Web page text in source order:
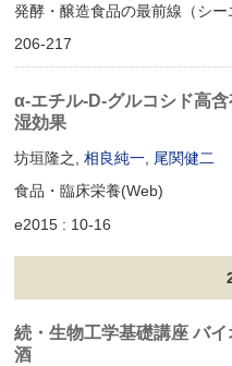
発酵・醸造食品の最前線（シー
206-217
α‐エチル‐D‐グルコシド高
湿効果
坊垣隆之,相良純一 尾関健二
食品・臨床栄養(Web)
e2015 : 10-16
続・生物工学基礎講座 バ
酒